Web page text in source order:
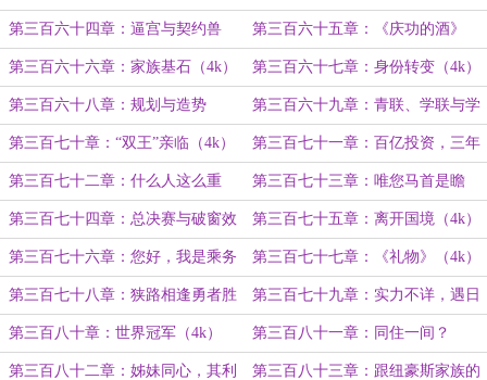
（4k） （4k）
第三百六十四章：逼宫与契约兽
（4k）
第三百六十五章：《庆功的酒》
（4k）
第三百六十六章：家族基石（4k） 第三百六十七章：身份转变（4k）
第三百六十八章：规划与造势
（4k）
第三百六十九章：青联、学联与学
生会（4k）
第三百七十章：“双王”亲临（4k） 第三百七十一章：百亿投资，三年
重塑（4k）
第三百七十二章：什么人这么重
要？
第三百七十三章：唯您马首是瞻
（4k）
第三百七十四章：总决赛与破窗效
应（4k）
第三百七十五章：离开国境（4k）
第三百七十六章：您好，我是乘务
长韩艺佳（4k）
第三百七十七章：《礼物》（4k）
第三百七十八章：狭路相逢勇者胜
（4k）
第三百七十九章：实力不详，遇日
则强（4k）
第三百八十章：世界冠军（4k） 第三百八十一章：同住一间？
（4k）
第三百八十二章：姊妹同心，其利 第三百八十三章：跟纽豪斯家族的